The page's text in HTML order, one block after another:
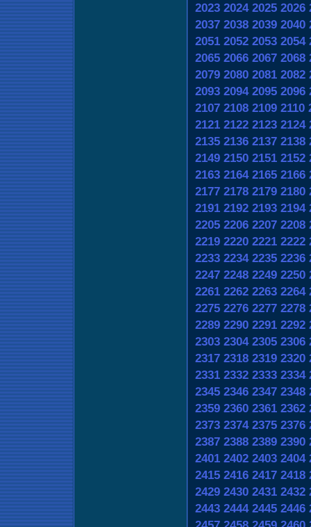
2023 2024 2025 2026
2037 2038 2039 2040
2051 2052 2053 2054
2065 2066 2067 2068
2079 2080 2081 2082
2093 2094 2095 2096
2107 2108 2109 2110
2121 2122 2123 2124
2135 2136 2137 2138
2149 2150 2151 2152
2163 2164 2165 2166
2177 2178 2179 2180
2191 2192 2193 2194
2205 2206 2207 2208
2219 2220 2221 2222
2233 2234 2235 2236
2247 2248 2249 2250
2261 2262 2263 2264
2275 2276 2277 2278
2289 2290 2291 2292
2303 2304 2305 2306
2317 2318 2319 2320
2331 2332 2333 2334
2345 2346 2347 2348
2359 2360 2361 2362
2373 2374 2375 2376
2387 2388 2389 2390
2401 2402 2403 2404
2415 2416 2417 2418
2429 2430 2431 2432
2443 2444 2445 2446